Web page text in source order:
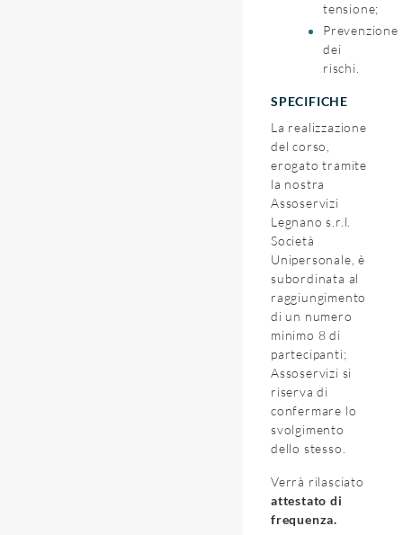
tensione;
Prevenzione
dei
rischi.
SPECIFICHE
La realizzazione
del corso,
erogato tramite
la nostra
Assoservizi
Legnano s.r.l.
Società
Unipersonale, è
subordinata al
raggiungimento
di un numero
minimo 8 di
partecipanti;
Assoservizi si
riserva di
confermare lo
svolgimento
dello stesso.
Verrà rilasciato
attestato di
frequenza.